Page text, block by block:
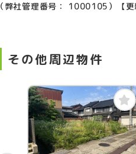
（弊社管理番号： 1000105） 【
その他周辺物件